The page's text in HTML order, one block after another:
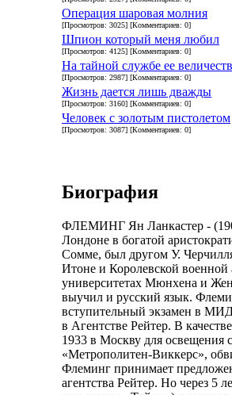
Операция шаровая молния
[Просмотров: 3025] [Комментариев: 0]
Шпион который меня любил
[Просмотров: 4125] [Комментариев: 0]
На тайной службе ее
[Просмотров: 2987] [Комментариев: 0]
Жизнь дается лишь дважды
[Просмотров: 3160] [Комментариев: 0]
Человек с золотым пистолетом
[Просмотров: 3087] [Комментариев: 0]
Биография
ФЛЕМИНГ Ян Ланкастер -
Лондоне в богатой
Сомме, был другом У.
Итоне и Королевской военной
университетах Мюнхена и
выучил и русский язык.
вступительный экзамен в
в Агентстве Рейтер. В
1933 в Москву для освещения
«Метрополитен-Виккерс»,
Флеминг принимает
агентства Рейтер. Но через 5